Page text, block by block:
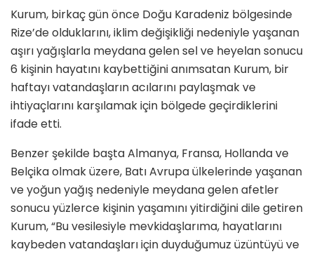
Kurum, birkaç gün önce Doğu Karadeniz bölgesinde
Rize’de olduklarını, iklim değişikliği nedeniyle yaşanan
aşırı yağışlarla meydana gelen sel ve heyelan sonucu
6 kişinin hayatını kaybettiğini anımsatan Kurum, bir
haftayı vatandaşların acılarını paylaşmak ve
ihtiyaçlarını karşılamak için bölgede geçirdiklerini
ifade etti.
Benzer şekilde başta Almanya, Fransa, Hollanda ve
Belçika olmak üzere, Batı Avrupa ülkelerinde yaşanan
ve yoğun yağış nedeniyle meydana gelen afetler
sonucu yüzlerce kişinin yaşamını yitirdiğini dile getiren
Kurum, “Bu vesilesiyle mevkidaşlarıma, hayatlarını
kaybeden vatandaşları için duyduğumuz üzüntüyü ve